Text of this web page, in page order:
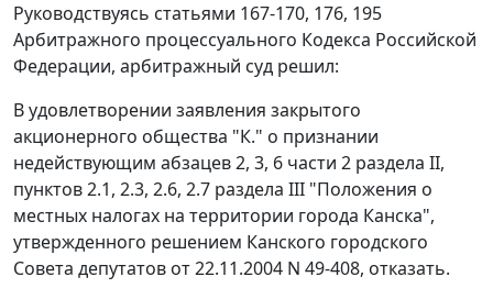
Руководствуясь статьями 167-170, 176, 195
Арбитражного процессуального Кодекса Российской
Федерации, арбитражный суд решил:
В удовлетворении заявления закрытого
акционерного общества "К." о признании
недействующим абзацев 2, 3, 6 части 2 раздела II,
пунктов 2.1, 2.3, 2.6, 2.7 раздела III "Положения о
местных налогах на территории города Канска",
утвержденного решением Канского городского
Совета депутатов от 22.11.2004 N 49-408, отказать.